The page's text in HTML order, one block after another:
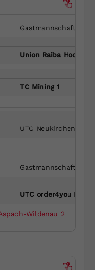
Gastmannschaft
Union Raiba
TC Mining 1
UTC Neukirchen/
Gastmannschaft
UTC order4you
Wildenau 2